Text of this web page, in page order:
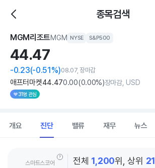
종목검색
MGM리조트MGM NYSE S&P500
44.47
-0.23(-0.51%)08.07, 장마감
애프터마켓44.470.00(0.00%)장마감, USD
31명 관심
개요 진단 밸류 재무 뉴스
스마트스코어 전체 1,200위, 상위 21